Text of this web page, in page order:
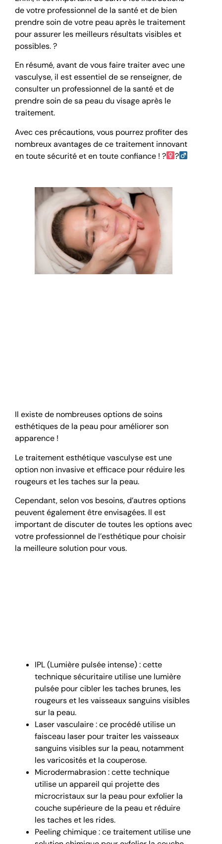
de votre professionnel de la santé et de bien
prendre soin de votre peau après le traitement
pour assurer les meilleurs résultats visibles et
possibles. ?
En résumé, avant de vous faire traiter avec une
vasculyse, il est essentiel de se renseigner, de
consulter un professionnel de la santé et de
prendre soin de sa peau du visage après le
traitement.
Avec ces précautions, vous pourrez profiter des
nombreux avantages de ce traitement innovant
en toute sécurité et en toute confiance ! ?‍
?‍
Il existe de nombreuses options de soins
esthétiques de la peau pour améliorer son
apparence !
Le traitement esthétique vasculyse est une
option non invasive et efficace pour réduire les
rougeurs et les taches sur la peau.
Cependant, selon vos besoins, d’autres options
peuvent également être envisagées. Il est
important de discuter de toutes les options avec
votre professionnel de l’esthétique pour choisir
la meilleure solution pour vous.
IPL (Lumière pulsée intense) : cette
technique sécuritaire utilise une lumière
pulsée pour cibler les taches brunes, les
rougeurs et les vaisseaux sanguins visibles
sur la peau.
Laser vasculaire : ce procédé utilise un
faisceau laser pour traiter les vaisseaux
sanguins visibles sur la peau, notamment
les varicosités et la couperose.
Microdermabrasion : cette technique
utilise un appareil qui projette des
microcristaux sur la peau pour exfolier la
couche supérieure de la peau et réduire
les taches et les rides.
Peeling chimique : ce traitement utilise une